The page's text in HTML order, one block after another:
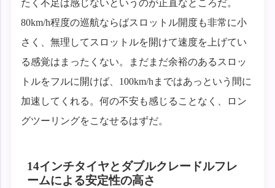
たく不足は感じないというのが正直なところだ。
80km/h程度の巡航ならばスロットル開度も非常に小
さく、無理してスロットルを開けて速度を上げてい
る感覚はまったくない。まだまだ余裕のあるスロッ
トルをフルに開けば、100km/hまではあっという間に
加速してくれる。何の不安も感じることなく、ロン
グツーリングをこなせるはずだ。
14インチタイヤとダブルクレードルフレ
ームによる安定性の高さ